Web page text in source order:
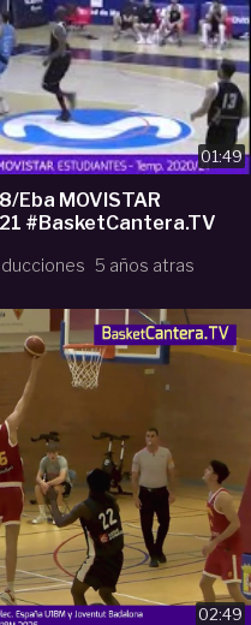
01:49
Eba MOVISTAR
#BasketCantera.TV
5 años atras
02:49